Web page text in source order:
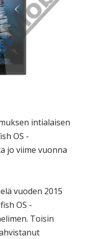
intialaisen
OS -
jo viime vuonna
vuoden 2015
OS -
Toisin